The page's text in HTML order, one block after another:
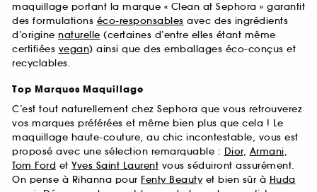
maquillage portant la marque « Clean at Sephora » garantit
des formulations éco-responsables avec des ingrédients
d’origine naturelle (certaines d’entre elles étant même
certifiées vegan) ainsi que des emballages éco-conçus et
recyclables.
Top Marques Maquillage
C’est tout naturellement chez Sephora que vous retrouverez
vos marques préférées et même bien plus que cela ! Le
maquillage haute-couture, au chic incontestable, vous est
proposé avec une sélection remarquable : Dior, Armani,
Tom Ford et Yves Saint Laurent vous séduiront assurément.
On pense à Rihanna pour Fenty Beautyet bien sûr à Huda